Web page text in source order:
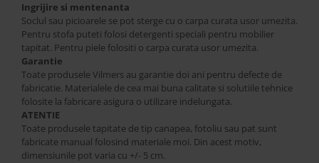
Ingrijire si mentenanta
Soclul sau picioarele se pot sterge cu o carpa curata usor umezita.
Pentru stofa puteti folosi detergenti speciali pentru mobilier
tapitat. Pentru piele folositi o carpa curata usor umezita.
Garantie
Toate produsele Vilmers au garantie doi ani pentru defecte de
fabricatie. Materialele de cea mai buna calitate si solutiile tehnice
folosite la fabricare asigura o utilizare indelungata.
ATENTIE
Toate produsele tapitate de tip canapea, fotoliu sau pat sunt
fabricate manual folosind materiale moi. Din acest motiv,
dimensiunile pot varia cu +/- 5 cm.